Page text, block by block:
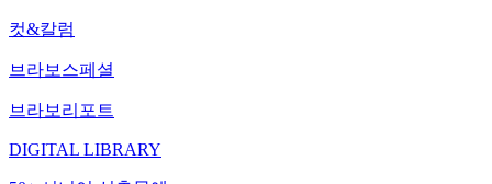
컷&칼럼
브라보스페셜
브라보리포트
DIGITAL LIBRARY